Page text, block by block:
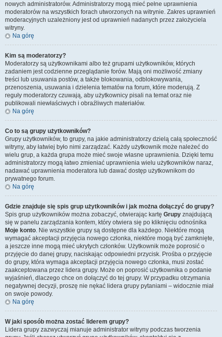
nowych administratorów. Administratorzy mogą mieć pełne uprawnienia
moderatorów na wszystkich forach utworzonych na witrynie. Zakres uprawnień
moderacyjnych uzależniony jest od uprawnień nadanych przez założyciela
witryny.
Na górę
Kim są moderatorzy?
Moderatorzy są użytkownikami albo też grupami użytkowników, których
zadaniem jest codzienne przeglądanie forów. Mają oni możliwość zmiany
treści lub usuwania postów, a także blokowania, odblokowywania,
przenoszenia, usuwania i dzielenia tematów na forum, które moderują. Z
reguły moderatorzy czuwają, aby użytkownicy pisali na temat oraz nie
publikowali niewłaściwych i obraźliwych materiałów.
Na górę
Co to są grupy użytkowników?
Grupy użytkowników, to grupy, na jakie administratorzy dzielą całą społeczność
witryny, aby łatwiej było nimi zarządzać. Każdy użytkownik może należeć do
wielu grup, a każda grupa może mieć swoje własne uprawnienia. Dzięki temu
administratorzy mogą łatwo zmieniać uprawnienia wielu użytkowników naraz,
nadawać uprawnienia moderatora lub dawać dostęp użytkownikom do
prywatnego forum.
Na górę
Gdzie znajduje się spis grup użytkowników i jak można dołączyć do grupy?
Spis grup użytkowników można zobaczyć, otwierając kartę Grupy znajdującą
się w panelu zarządzania kontem, który otwiera się po kliknięciu odnośnika
Moje konto. Nie wszystkie grupy są dostępne dla każdego. Niektóre mogą
wymagać akceptacji przyjęcia nowego członka, niektóre mogą być zamknięte,
a jeszcze inne mogą mieć ukrytych członków. Użytkownik może poprosić o
przyjęcie do danej grupy, naciskając odpowiedni przycisk. Prośba o przyjęcie
do grupy, która wymaga akceptacji przyjęcia nowego członka, musi zostać
zaakceptowana przez lidera grupy. Może on poprosić użytkownika o podanie
wyjaśnień, dlaczego chce on dołączyć do tej grupy. W przypadku otrzymania
negatywnej decyzji, proszę nie nękać lidera grupy pytaniami – widocznie miał
on swoje powody.
Na górę
W jaki sposób można zostać liderem grupy?
Lidera grupy zazwyczaj mianuje administrator witryny podczas tworzenia